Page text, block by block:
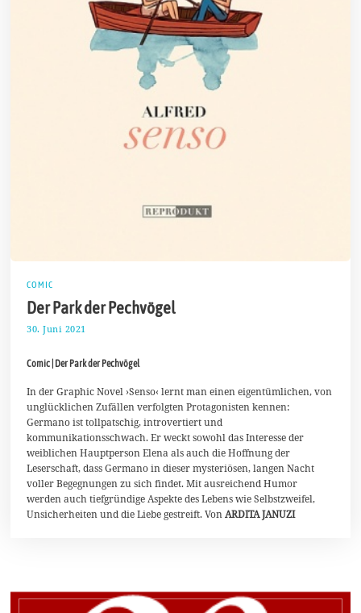
COMIC
Der Park der Pechvögel
30. Juni 2021
u
i
0
2
1
Comic | Der Park der Pechvögel
In der Graphic Novel ›Senso‹ lernt man einen eigentümlichen, von
unglücklichen Zufällen verfolgten Protagonisten kennen:
Germano ist tollpatschig, introvertiert und
kommunikationsschwach. Er weckt sowohl das Interesse der
weiblichen Hauptperson Elena als auch die Hoffnung der
Leserschaft, dass Germano in dieser mysteriösen, langen Nacht
voller Begegnungen zu sich findet. Mit ausreichend Humor
werden auch tiefgründige Aspekte des Lebens wie Selbstzweifel,
Unsicherheiten und die Liebe gestreift. Von ARDITA JANUZI